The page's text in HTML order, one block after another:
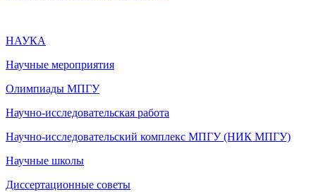
НАУКА
Научные мероприятия
Олимпиады МПГУ
Научно-исследовательская работа
Научно-исследовательский комплекс МПГУ (НИК МПГУ)
Научные школы
Диссертационные советы